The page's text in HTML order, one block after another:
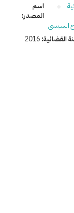
القضائية: 2016
اسم
المصدر:
السيسي